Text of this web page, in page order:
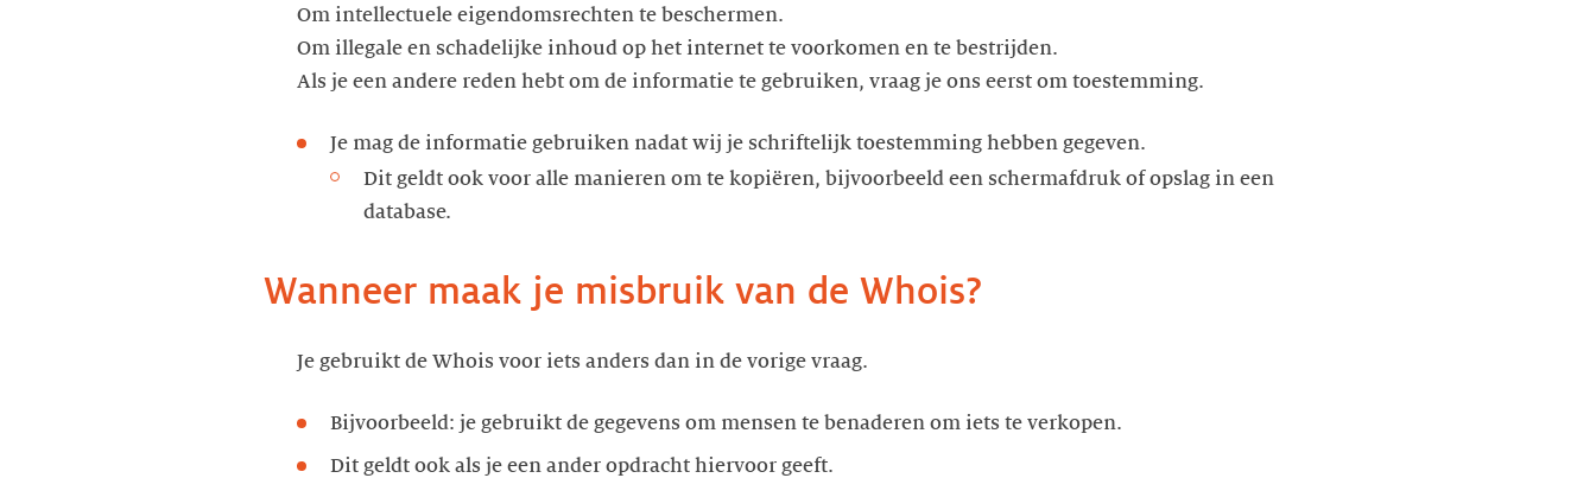
Om intellectuele eigendomsrechten te beschermen.
Om illegale en schadelijke inhoud op het internet te voorkomen en te bestrijden.
Als je een andere reden hebt om de informatie te gebruiken, vraag je ons eerst om toestemming.
Je mag de informatie gebruiken nadat wij je schriftelijk toestemming hebben gegeven.
Dit geldt ook voor alle manieren om te kopiëren, bijvoorbeeld een schermafdruk of opslag in een
database.
Wanneer maak je misbruik van de Whois?
Je gebruikt de Whois voor iets anders dan in de vorige vraag.
Bijvoorbeeld: je gebruikt de gegevens om mensen te benaderen om iets te verkopen.
Dit geldt ook als je een ander opdracht hiervoor geeft.